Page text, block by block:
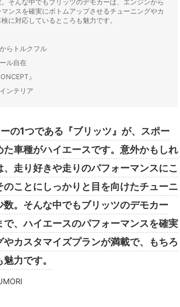
そんな中でもブリッツのデモカーは、エンジンから
ンスを確実にボトムアップさせるチューニングやカ
に対応しているところも魅力です。
らトルクフル
ル自在
』
ンテリア
の1つである『ブリッツ』が、スポー
車種がハイエースです。意外かもしれ
走り好きや走りのパフォーマンスにこ
ことにしっかりと目を向けたチューニ
。そんな中でもブリッツのデモカー
、ハイエースのパフォーマンスを確実
カスタマイズプランが満載で、もちろ
力です。